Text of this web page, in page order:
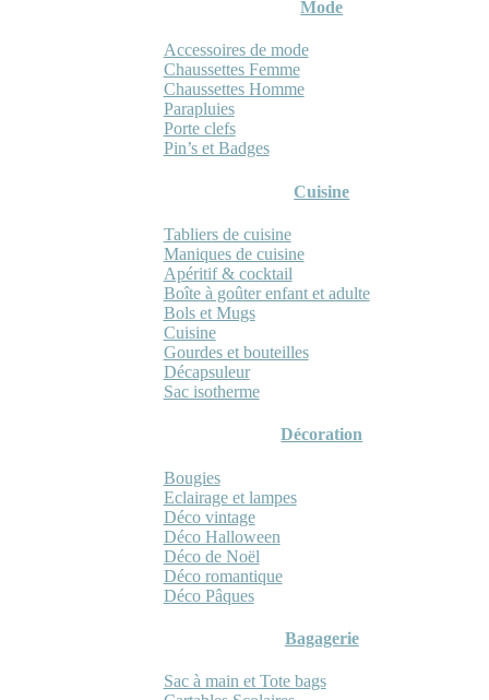
Mode
Accessoires de mode
Chaussettes Femme
Chaussettes Homme
Parapluies
Porte clefs
Pin’s et Badges
Cuisine
Tabliers de cuisine
Maniques de cuisine
Apéritif & cocktail
Boîte à goûter enfant et adulte
Bols et Mugs
Cuisine
Gourdes et bouteilles
Décapsuleur
Sac isotherme
Décoration
Bougies
Eclairage et lampes
Déco vintage
Déco Halloween
Déco de Noël
Déco romantique
Déco Pâques
Bagagerie
Sac à main et Tote bags